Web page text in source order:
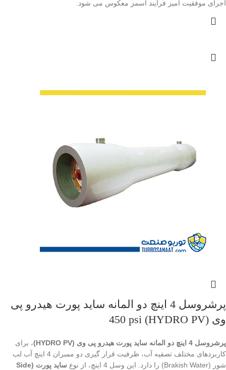
اجرای موفقیت آمیز فرایند اسمز معکوس می شود.
پرشروسل 4 اینچ دو المانه ساید پورت هیدرو پی
وی (HYDRO PV) 450 psi
پرشروسل 4 اینچ دو المانه ساید پورت هیدرو پی وی (HYDRO PV)
، برای
کاربردهای مختلف تصفیه آب، ظرفیت قرار گیری دو ممبران 4 اینچ آب لب
شور (Brakish Water) را دارد. این وسل 4 اینچ، از نوع
ساید پورت (Side